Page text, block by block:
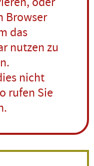
Browser
das
nutzen zu
nicht
rufen Sie